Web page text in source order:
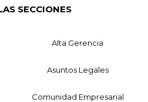
SECCIONES
Alta Gerencia
Asuntos Legales
Comunidad Empresarial